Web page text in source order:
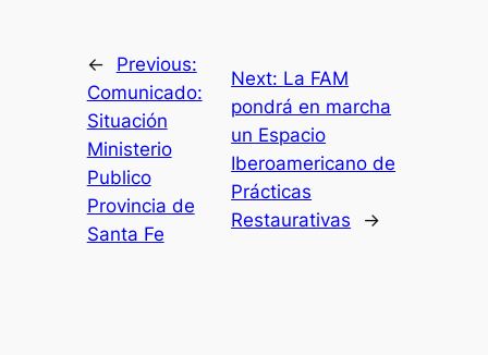
←
Previous:
Comunicado:
Situación
Ministerio
Publico
Provincia de
Santa Fe
Next: La FAM
pondrá en marcha
un Espacio
Iberoamericano de
Prácticas
Restaurativas
→